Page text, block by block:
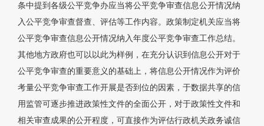
条中提到各级公平竞争办应当将公平竞争审查信息公开情况纳
入公平竞争审查督查、评估等工作内容。政策制定机关应当将
公平竞争审查信息公开情况纳入年度公平竞争审查工作总结。
其他地方政府也可以以此为样例，在充分认识到信息公开对于
公平竞争审查的重要意义的基础上，将信息公开情况作为评价
考量公平竞争审查工作开展是否到位的因素，于数据共享的信
用监管可逐步推进政策性文件的全面公开，对于政策性文件和
相关审查成果的公开程度，可直接作为评估行政机关政务诚信